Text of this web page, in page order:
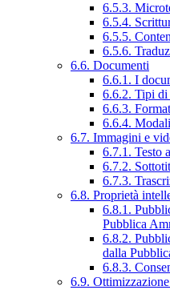
6.5.3.
6.5.4.
6.5.5.
6.5.6.
6.6. Documenti
6.6.1. I
6.6.2. Tipi di
6.6.3.
6.6.4.
6.7. Immagini e
6.7.1. Testo
6.7.2.
6.7.3.
6.8. Proprietà
6.8.1.
Pubblica
6.8.2.
dalla
6.8.3.
6.9.